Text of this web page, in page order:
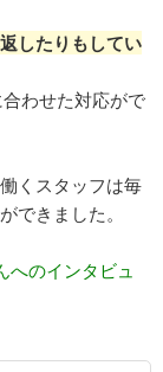
したりもしてい
わせた対応がで
くスタッフは毎
できました。
へのインタビュ